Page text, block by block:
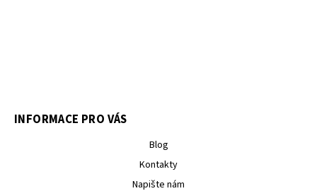
INFORMACE PRO VÁS
Blog
Kontakty
Napište nám